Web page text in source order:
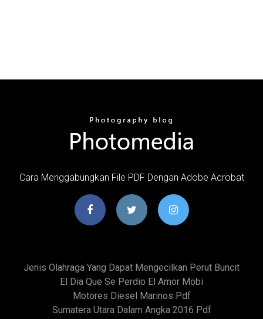
Cara Menggabungkan File PDF Dengan Adobe Acrobat
Jenis Olahraga Yang Dapat Mengecilkan Perut Buncit
El Dia Que Se Perdio El Amor Mobi
Motores Diesel Marinos Pdf
Sumatera Utara Dalam Angka 2016 Pdf